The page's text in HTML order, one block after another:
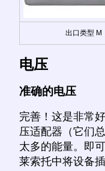
出口类型 M
电压
准确的电压
完善！这是非常
压适配器（它们
太多的能量。即
莱索托中将设备